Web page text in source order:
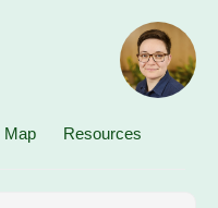
Map Resources